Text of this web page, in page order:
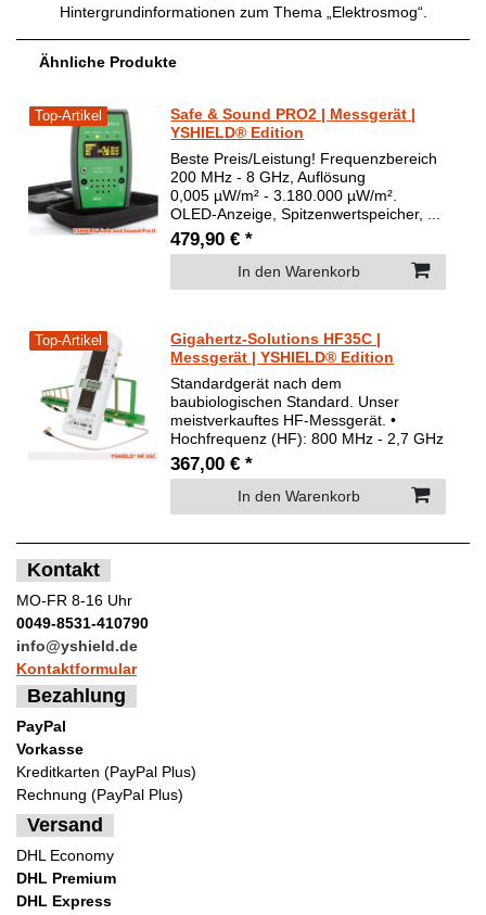
Hintergrundinformationen zum Thema „Elektrosmog“.
Ähnliche Produkte
Top-Artikel
Safe & Sound PRO2 | Messgerät |
YSHIELD® Edition
Beste Preis/Leistung! Frequenzbereich
200 MHz - 8 GHz, Auflösung
0,005 µW/m² - 3.180.000 µW/m².
OLED-Anzeige, Spitzenwertspeicher, ...
479,90 € *
In den Warenkorb
Top-Artikel
Gigahertz-Solutions HF35C |
Messgerät | YSHIELD® Edition
Standardgerät nach dem
baubiologischen Standard. Unser
meistverkauftes HF-Messgerät. •
Hochfrequenz (HF): 800 MHz - 2,7 GHz
367,00 € *
In den Warenkorb
Kontakt
MO-FR 8-16 Uhr
0049-8531-410790
info@yshield.de
Kontaktformular
Bezahlung
PayPal
Vorkasse
Kreditkarten (PayPal Plus)
Rechnung (PayPal Plus)
Versand
DHL Economy
DHL Premium
DHL Express